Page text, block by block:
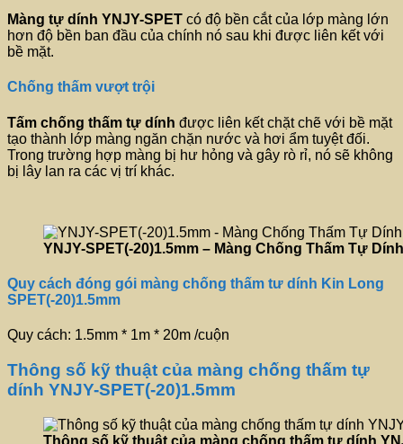
Màng tự dính YNJY-SPET có độ bền cắt của lớp màng lớn
hơn độ bền ban đầu của chính nó sau khi được liên kết với
bề mặt.
Chống thấm vượt trội
Tấm chống thấm tự dính được liên kết chặt chẽ với bề mặt
tạo thành lớp màng ngăn chặn nước và hơi ẩm tuyệt đối.
Trong trường hợp màng bị hư hỏng và gây rò rỉ, nó sẽ không
bị lây lan ra các vị trí khác.
YNJY-SPET(-20)1.5mm – Màng Chống Thấm Tự
Quy cách đóng gói màng chống thấm tư dính Kin Long
SPET(-20)1.5mm
Quy cách: 1.5mm * 1m * 20m /cuộn
Thông số kỹ thuật của màng chống thấm tự
dính YNJY-SPET(-20)1.5mm
Thông số kỹ thuật của màng chống thấm tự dính